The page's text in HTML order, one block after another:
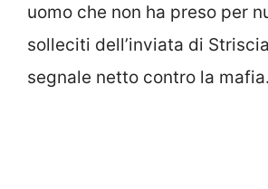
uomo che non ha preso per
solleciti dell’inviata di
segnale netto contro la mafia.